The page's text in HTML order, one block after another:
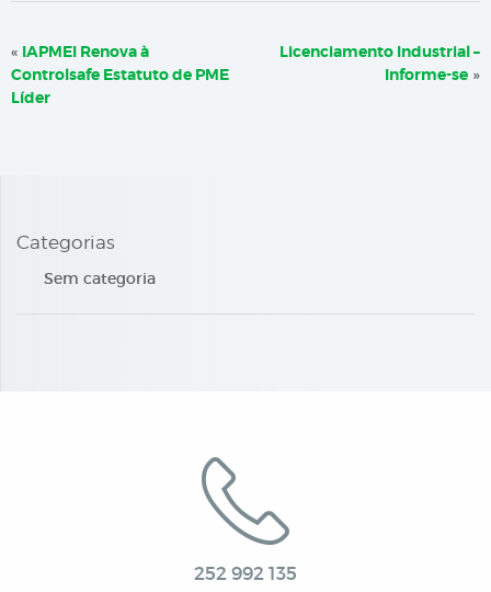
« IAPMEI Renova à
Controlsafe Estatuto de PME
Líder
Licenciamento Industrial –
Informe-se »
Categorias
Sem categoria
252 992 135